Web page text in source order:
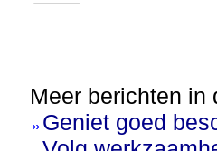
Meer berichten in
Geniet goed